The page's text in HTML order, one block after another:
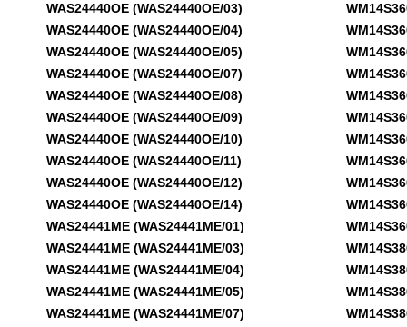
WAS24440OE (WAS24440OE/03)
WAS24440OE (WAS24440OE/04)
WAS24440OE (WAS24440OE/05)
WAS24440OE (WAS24440OE/07)
WAS24440OE (WAS24440OE/08)
WAS24440OE (WAS24440OE/09)
WAS24440OE (WAS24440OE/10)
WAS24440OE (WAS24440OE/11)
WAS24440OE (WAS24440OE/12)
WAS24440OE (WAS24440OE/14)
WAS24441ME (WAS24441ME/01)
WAS24441ME (WAS24441ME/03)
WAS24441ME (WAS24441ME/04)
WAS24441ME (WAS24441ME/05)
WAS24441ME (WAS24441ME/07)